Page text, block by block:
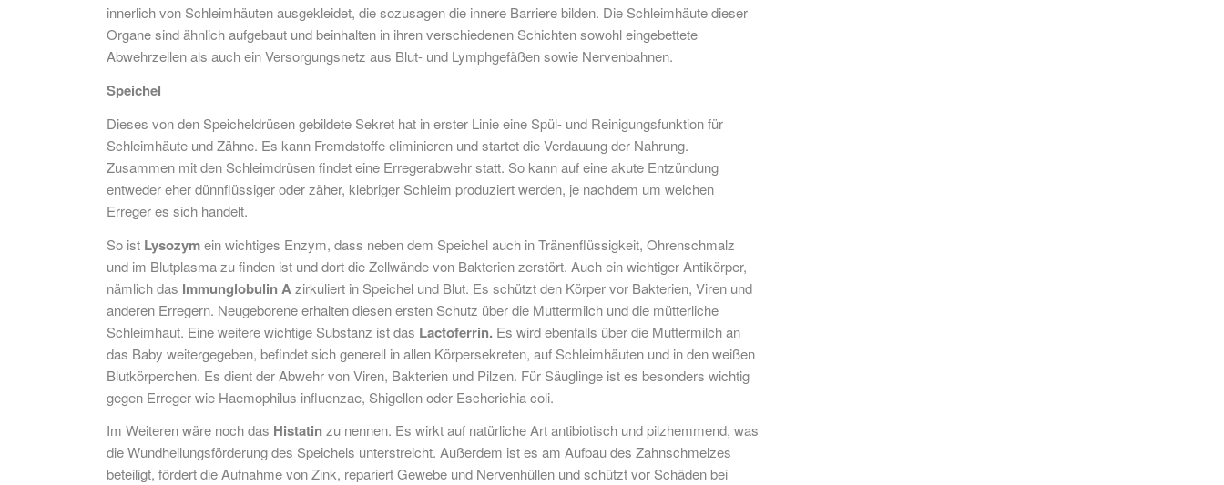
innerlich von Schleimhäuten ausgekleidet, die sozusagen die innere Barriere bilden. Die Schleimhäute dieser
Organe sind ähnlich aufgebaut und beinhalten in ihren verschiedenen Schichten sowohl eingebettete
Abwehrzellen als auch ein Versorgungsnetz aus Blut- und Lymphgefäßen sowie Nervenbahnen.
Speichel
Dieses von den Speicheldrüsen gebildete Sekret hat in erster Linie eine Spül- und Reinigungsfunktion für
Schleimhäute und Zähne. Es kann Fremdstoffe eliminieren und startet die Verdauung der Nahrung.
Zusammen mit den Schleimdrüsen findet eine Erregerabwehr statt. So kann auf eine akute Entzündung
entweder eher dünnflüssiger oder zäher, klebriger Schleim produziert werden, je nachdem um welchen
Erreger es sich handelt.
So ist Lysozymein wichtiges Enzym, dass neben dem Speichel auch in Tränenflüssigkeit, Ohrenschmalz
und im Blutplasma zu finden ist und dort die Zellwände von Bakterien zerstört. Auch ein wichtiger Antikörper,
nämlich das Immunglobulin Azirkuliert in Speichel und Blut. Es schützt den Körper vor Bakterien, Viren und
anderen Erregern. Neugeborene erhalten diesen ersten Schutz über die Muttermilch und die mütterliche
Schleimhaut. Eine weitere wichtige Substanz ist das Lactoferrin. Es wird ebenfalls über die Muttermilch an
das Baby weitergegeben, befindet sich generell in allen Körpersekreten, auf Schleimhäuten und in den weißen
Blutkörperchen. Es dient der Abwehr von Viren, Bakterien und Pilzen. Für Säuglinge ist es besonders wichtig
gegen Erreger wie Haemophilus influenzae, Shigellen oder Escherichia coli.
Im Weiteren wäre noch das Histatin zu nennen. Es wirkt auf natürliche Art antibiotisch und pilzhemmend, was
die Wundheilungsförderung des Speichels unterstreicht. Außerdem ist es am Aufbau des Zahnschmelzes
beteiligt, fördert die Aufnahme von Zink, repariert Gewebe und Nervenhüllen und schützt vor Schäden bei